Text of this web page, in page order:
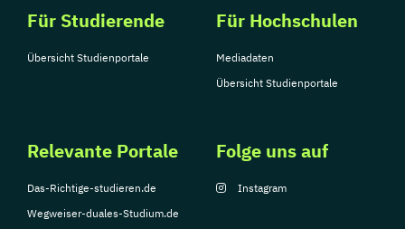
Für Studierende
Übersicht Studienportale
Für Hochschulen
Mediadaten
Übersicht Studienportale
Relevante Portale
Das-Richtige-studieren.de
Wegweiser-duales-Studium.de
Folge uns auf
Instagram